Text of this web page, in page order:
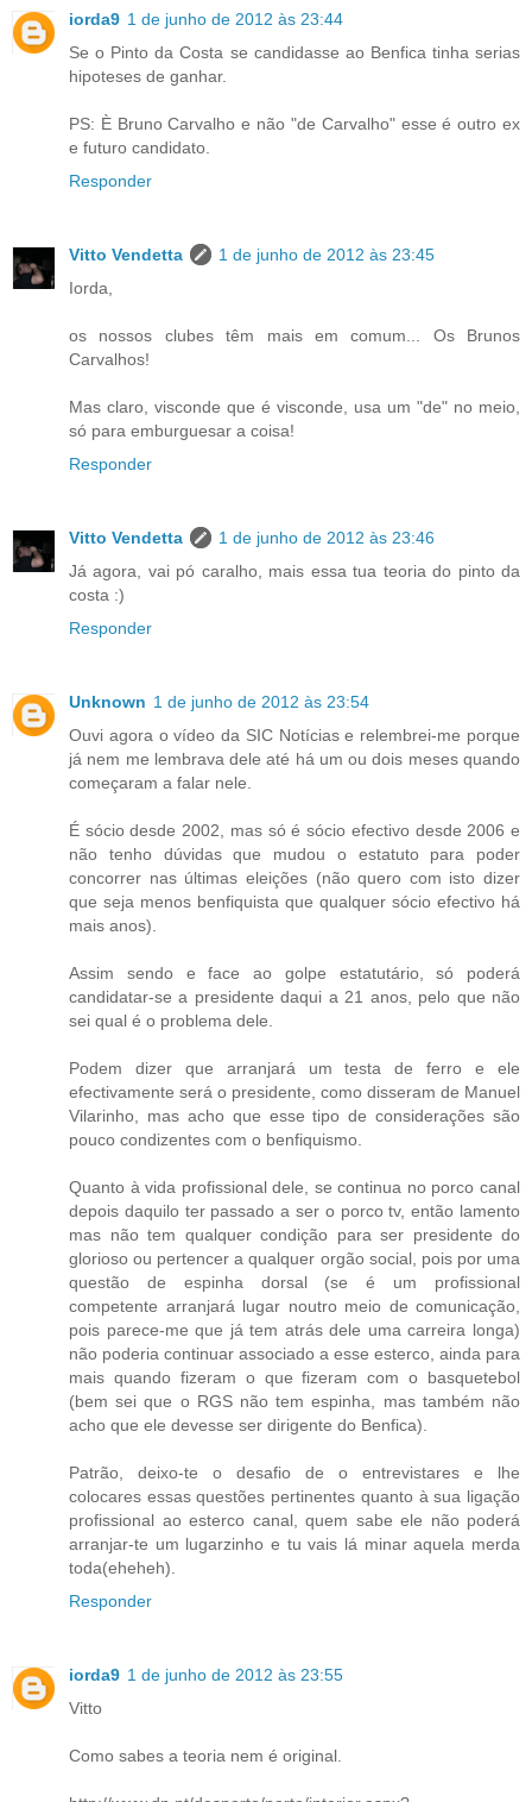
iorda9 1 de junho de 2012 às 23:44
Se o Pinto da Costa se candidasse ao Benfica tinha serias
hipoteses de ganhar.
PS: È Bruno Carvalho e não "de Carvalho" esse é outro ex
e futuro candidato.
Responder
Vitto Vendetta
1 de junho de 2012 às 23:45
Iorda,
os nossos clubes têm mais em comum... Os Brunos
Carvalhos!
Mas claro, visconde que é visconde, usa um "de" no meio,
só para emburguesar a coisa!
Responder
Vitto Vendetta
1 de junho de 2012 às 23:46
Já agora, vai pó caralho, mais essa tua teoria do pinto da
costa :)
Responder
Unknown 1 de junho de 2012 às 23:54
Ouvi agora o vídeo da SIC Notícias e relembrei-me porque
já nem me lembrava dele até há um ou dois meses quando
começaram a falar nele.
É sócio desde 2002, mas só é sócio efectivo desde 2006 e
não tenho dúvidas que mudou o estatuto para poder
concorrer nas últimas eleições (não quero com isto dizer
que seja menos benfiquista que qualquer sócio efectivo há
mais anos).
Assim sendo e face ao golpe estatutário, só poderá
candidatar-se a presidente daqui a 21 anos, pelo que não
sei qual é o problema dele.
Podem dizer que arranjará um testa de ferro e ele
efectivamente será o presidente, como disseram de Manuel
Vilarinho, mas acho que esse tipo de considerações são
pouco condizentes com o benfiquismo.
Quanto à vida profissional dele, se continua no porco canal
depois daquilo ter passado a ser o porco tv, então lamento
mas não tem qualquer condição para ser presidente do
glorioso ou pertencer a qualquer orgão social, pois por uma
questão de espinha dorsal (se é um profissional
competente arranjará lugar noutro meio de comunicação,
pois parece-me que já tem atrás dele uma carreira longa)
não poderia continuar associado a esse esterco, ainda para
mais quando fizeram o que fizeram com o basquetebol
(bem sei que o RGS não tem espinha, mas também não
acho que ele devesse ser dirigente do Benfica).
Patrão, deixo-te o desafio de o entrevistares e lhe
colocares essas questões pertinentes quanto à sua ligação
profissional ao esterco canal, quem sabe ele não poderá
arranjar-te um lugarzinho e tu vais lá minar aquela merda
toda(eheheh).
Responder
iorda9 1 de junho de 2012 às 23:55
Vitto
Como sabes a teoria nem é original.